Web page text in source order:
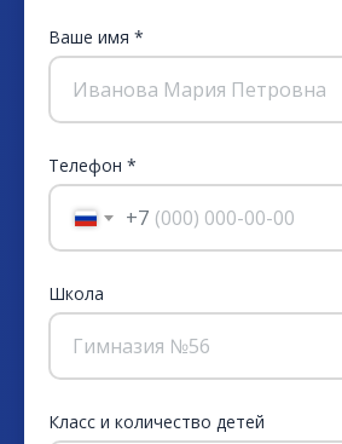
Ваше имя *
Иванова Мария Петровна
Телефон *
+7
Школа
Гимназия №56
Класс и количество детей